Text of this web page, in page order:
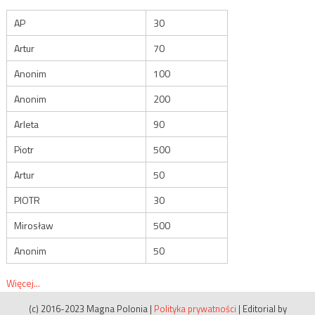
AP
30
Artur
70
Anonim
100
Anonim
200
Arleta
90
Piotr
500
Artur
50
PIOTR
30
Mirosław
500
Anonim
50
Więcej...
(c) 2016-2023 Magna Polonia | Polityka prywatności | Editorial by